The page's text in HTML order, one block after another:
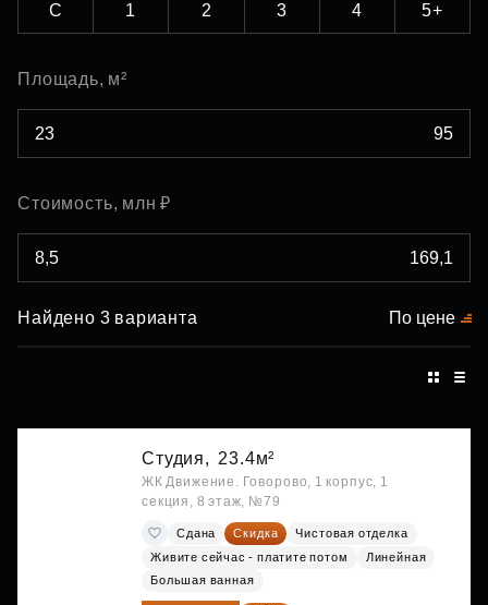
С 1 2 3 4 5+
Площадь, м²
Стоимость, млн ₽
Найдено 3 варианта По цене
Студия, 23.4м²
ЖК Движение. Говорово, 1 корпус, 1
секция, 8 этаж, №79
Сдана Скидка
Чистовая отделка
Живите сейчас - платите потом
Линейная
Большая ванная